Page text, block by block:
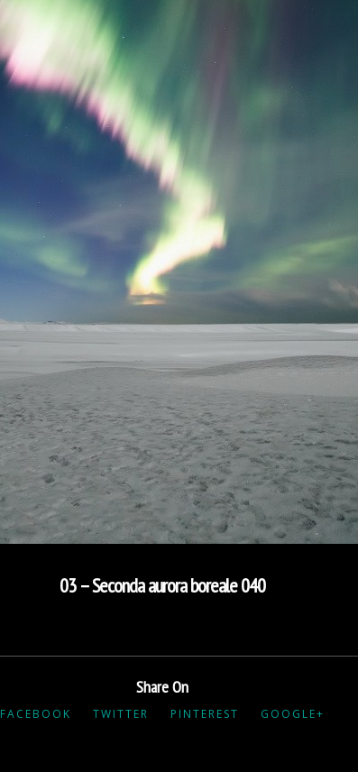
03 – Seconda aurora boreale 040
Share On
FACEBOOK TWITTER PINTEREST GOOGLE+